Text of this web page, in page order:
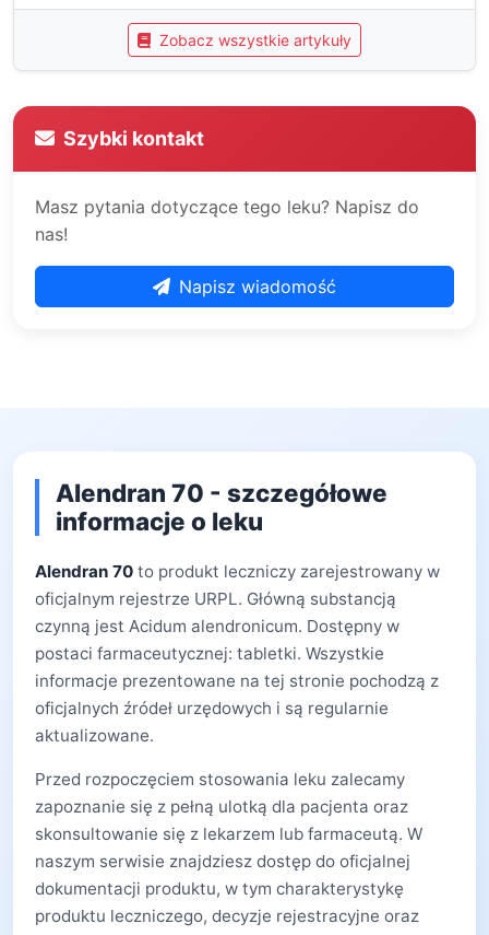
Zobacz wszystkie artykuły
Szybki kontakt
Masz pytania dotyczące tego leku? Napisz do
nas!
Napisz wiadomość
Alendran 70 - szczegółowe
informacje o leku
Alendran 70 to produkt leczniczy zarejestrowany w
oficjalnym rejestrze URPL. Główną substancją
czynną jest Acidum alendronicum. Dostępny w
postaci farmaceutycznej: tabletki. Wszystkie
informacje prezentowane na tej stronie pochodzą z
oficjalnych źródeł urzędowych i są regularnie
aktualizowane.
Przed rozpoczęciem stosowania leku zalecamy
zapoznanie się z pełną ulotką dla pacjenta oraz
skonsultowanie się z lekarzem lub farmaceutą. W
naszym serwisie znajdziesz dostęp do oficjalnej
dokumentacji produktu, w tym charakterystykę
produktu leczniczego, decyzje rejestracyjne oraz